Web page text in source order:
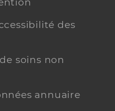
des
soins non
annuaire